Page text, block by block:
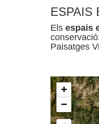
ESPAIS
Els espais
Paisatges
+
−